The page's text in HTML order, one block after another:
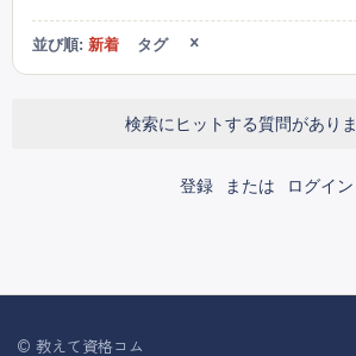
並び順: 新着 タグ
検索にヒットする質問がありま
登録 または ログイン
© 教えて資格コム